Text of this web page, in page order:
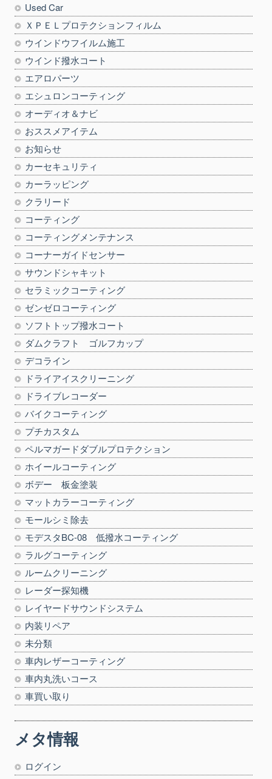
Used Car
ＸＰＥＬプロテクションフィルム
ウインドウフイルム施工
ウインド撥水コート
エアロパーツ
エシュロンコーティング
オーディオ＆ナビ
おススメアイテム
お知らせ
カーセキュリティ
カーラッピング
クラリード
コーティング
コーティングメンテナンス
コーナーガイドセンサー
サウンドシャキット
セラミックコーティング
ゼンゼロコーティング
ソフトトップ撥水コート
ダムクラフト ゴルフカップ
デコライン
ドライアイスクリーニング
ドライブレコーダー
バイクコーティング
プチカスタム
ペルマガードダブルプロテクション
ホイールコーティング
ボデー 板金塗装
マットカラーコーティング
モールシミ除去
モデスタBC-08 低撥水コーティング
ラルグコーティング
ルームクリーニング
レーダー探知機
レイヤードサウンドシステム
内装リペア
未分類
車内レザーコーティング
車内丸洗いコース
車買い取り
メタ情報
ログイン